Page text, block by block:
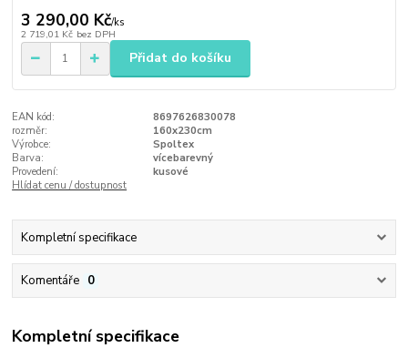
3 290,00 Kč/ks
2 719,01 Kč bez DPH
Přidat do košíku
EAN kód:
8697626830078
rozměr:
160x230cm
Výrobce:
Spoltex
Barva:
vícebarevný
Provedení:
kusové
Hlídat cenu / dostupnost
Kompletní specifikace
Komentáře 0
Kompletní specifikace